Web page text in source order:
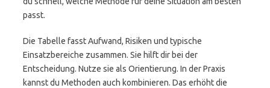
passt.
Die Tabelle fasst Aufwand, Risiken und typische
Einsatzbereiche zusammen. Sie hilft dir bei der
Entscheidung. Nutze sie als Orientierung. In der Praxis
kannst du Methoden auch kombinieren. Das erhöht die